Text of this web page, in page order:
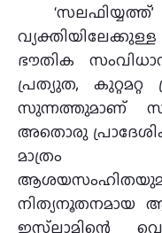
ഭൗതിക
പ്രത്യുത,
സുന്നത്തുമാണ്
അതൊരു പ്രാദേശിക
മാത്രം
നിത്യനൂതനമായ
ഇസ്‌ലാമിന്റെ